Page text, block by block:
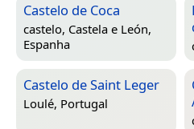
Castelo de Coca
castelo, Castela e León,
Espanha
Castelo de Saint Leger
Loulé, Portugal